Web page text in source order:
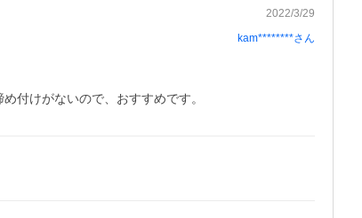
2022/3/29
kam********さん
付けがないので、おすすめです。